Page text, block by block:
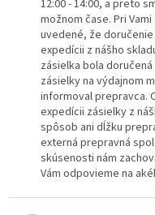
12:00 - 14:00, a preto
možnom čase. Pri
uvedené, že
expedícii z nášho
zásielka bola
zásielky na výdajnom
informoval prepravca.
expedícii zásielky z
spôsob ani dĺžku
externá prepravná
skúsenosti nám
Vám odpovieme na